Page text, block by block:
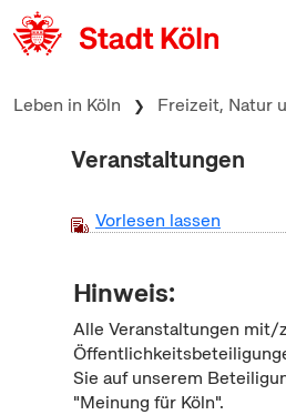
zum Inhalt springen
Leben in Köln Freizeit, Natur
Veranstaltungen
Vorlesen lassen
Hinweis:
Alle Veranstaltungen mit/
Sie auf unserem
"Meinung für Köln".